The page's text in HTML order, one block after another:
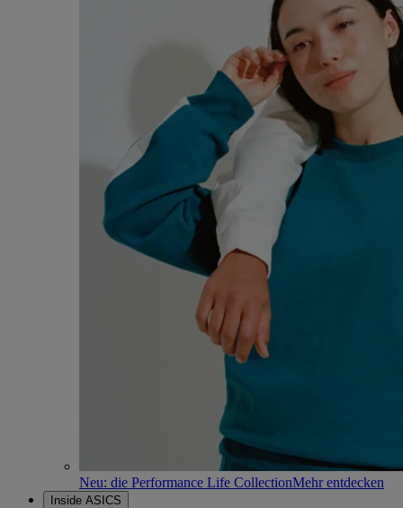
Neu: die Performance Life CollectionMehr entdecken
Inside ASICS